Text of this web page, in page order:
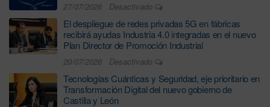
27/07/2026 Desactivado
El despliegue de redes privadas 5G en fábricas
recibirá ayudas Industria 4.0 integradas en el nuevo
Plan Director de Promoción Industrial
20/07/2026 Desactivado
Tecnologías Cuánticas y Seguridad, eje prioritario en
Transformación Digital del nuevo gobierno de
Castilla y León